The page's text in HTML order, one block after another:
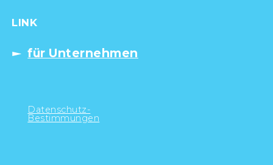
LINK
für Unternehmen
Datenschutz-
Bestimmungen